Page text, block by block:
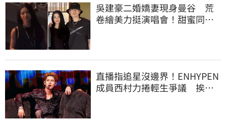
吳建豪二婚嬌妻現身曼谷 荒
卷繪美力挺演唱會！甜蜜同框
直播指追星沒邊界！ENHYPEN
成員西村力捲輕生爭議 挨